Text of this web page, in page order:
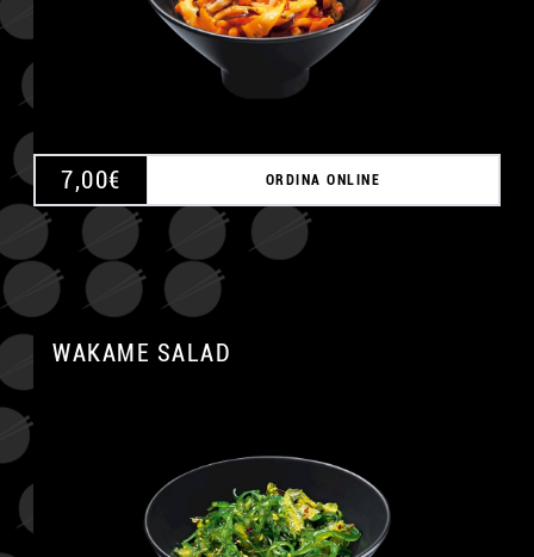
7,00€ ORDINA ONLINE
WAKAME SALAD